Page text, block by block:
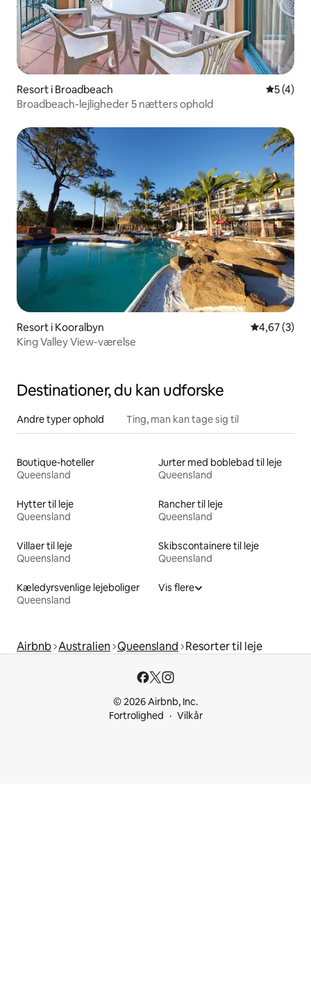
Resort i Broadbeach 5 ud af 5
5 (4)
Broadbeach-lejligheder 5 nætters ophold
Resort i Kooralbyn 4,67 ud af 5
4,67 (3)
King Valley View-værelse
Destinationer, du kan udforske
Andre typer ophold Ting, man kan tage sig til
Boutique-hoteller
Queensland
Jurter med boblebad til leje
Queensland
Hytter til leje
Queensland
Rancher til leje
Queensland
Villaer til leje
Queensland
Skibscontainere til leje
Queensland
Kæledyrsvenlige lejeboliger
Queensland
Vis flere
Airbnb Australien Queensland Resorter til leje
© 2026 Airbnb, Inc.
Fortrolighed
Vilkår